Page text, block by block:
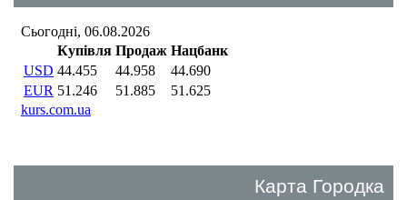
Карта Городка